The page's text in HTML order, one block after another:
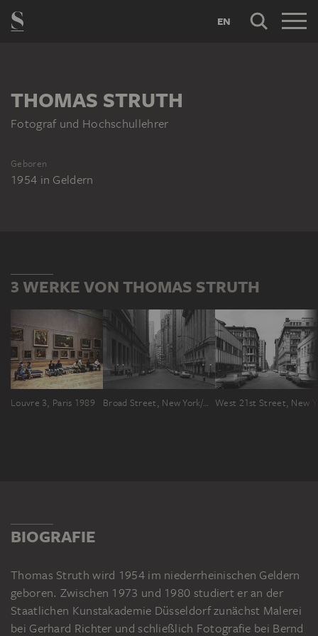
EN
THOMAS STRUTH
Fotograf und Hochschullehrer
Geboren
1954 in Geldern
3 WERKE VON THOMAS STRUTH
Louvre 3, Paris 1989 Broad Street, New York/Wall Street
BIOGRAFIE
Thomas Struth wird 1954 im niederrheinischen Geldern
geboren. Zwischen 1973 und 1980 studiert er an der
Staatlichen Kunstakademie Düsseldorf zunächst Malerei
bei Gerhard Richter und schließlich Fotografie bei Bernd